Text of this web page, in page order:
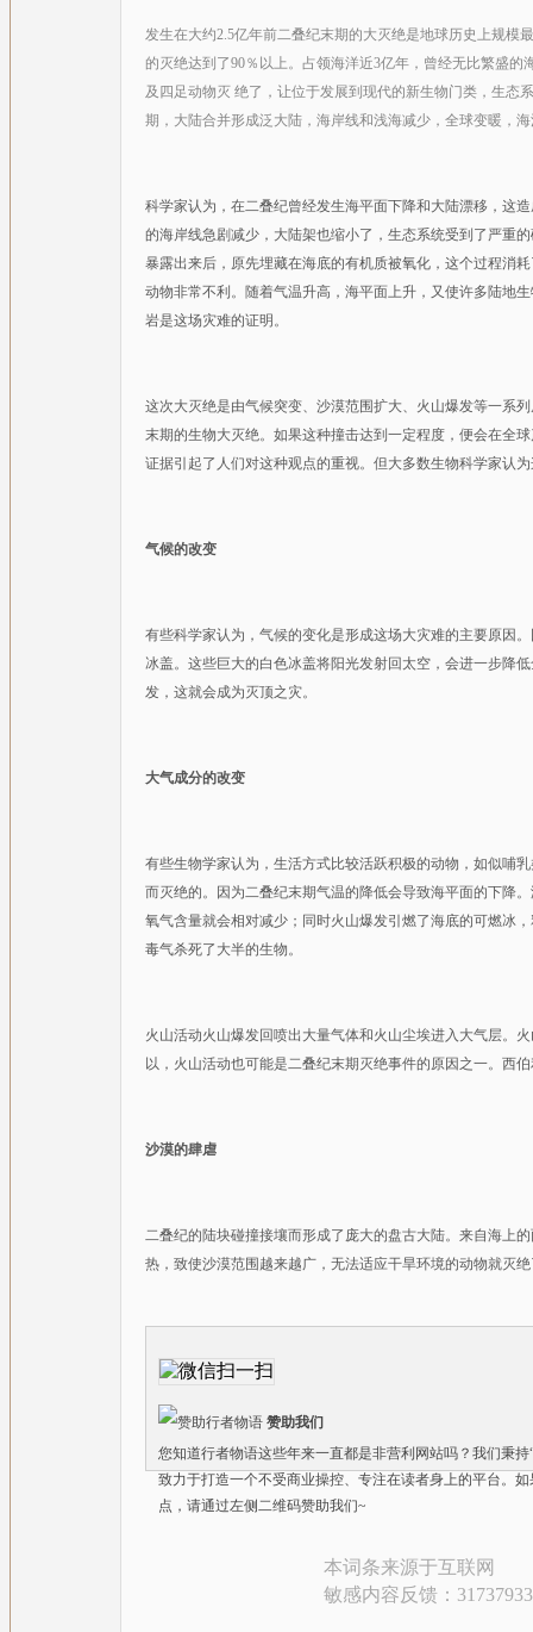
发生在大约2.5亿年前二叠纪末期的大灭绝是地球历史上规模
的灭绝达到了90％以上。占领海洋近3亿年，曾经无比繁盛
及四足动物灭 绝了，让位于发展到现代的新生物门类，生态
期，大陆合并形成泛大陆，海岸线和浅海减少，全球变暖，
科学家认为，在二叠纪曾经发生海平面下降和大陆漂移，这
的海岸线急剧减少，大陆架也缩小了，生态系统受到了严重
暴露出来后，原先埋藏在海底的有机质被氧化，这个过程消
动物非常不利。随着气温升高，海平面上升，又使许多陆地
岩是这场灾难的证明。
这次大灭绝是由气候突变、沙漠范围扩大、火山爆发等一系
末期的生物大灭绝。如果这种撞击达到一定程度，便会在全
证据引起了人们对这种观点的重视。但大多数生物科学家认
气候的改变
有些科学家认为，气候的变化是形成这场大灾难的主要原因
冰盖。这些巨大的白色冰盖将阳光发射回太空，会进一步降
发，这就会成为灭顶之灾。
大气成分的改变
有些生物学家认为，生活方式比较活跃积极的动物，如似哺
而灭绝的。因为二叠纪末期气温的降低会导致海平面的下降
氧气含量就会相对减少；同时火山爆发引燃了海底的可燃冰
毒气杀死了大半的生物。
火山活动火山爆发回喷出大量气体和火山尘埃进入大气层。
以，火山活动也可能是二叠纪末期灭绝事件的原因之一。西
沙漠的肆虐
二叠纪的陆块碰撞接壤而形成了庞大的盘古大陆。来自海上
热，致使沙漠范围越来越广，无法适应干旱环境的动物就灭
赞助我们
您知道行者物语这些年来一直都是非营利网站吗？我们秉持
致力于打造一个不受商业操控、专注在读者身上的平台。
点，请通过左侧二维码赞助我们~
本词条来源于互联网
敏感内容反馈：